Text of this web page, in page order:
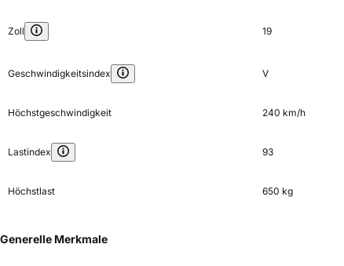
Zoll 19
Geschwindigkeitsindex V
Höchstgeschwindigkeit 240 km/h
Lastindex 93
Höchstlast 650 kg
Generelle Merkmale